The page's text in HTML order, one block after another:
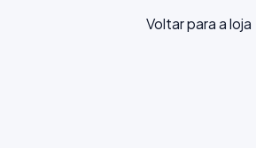
Voltar para a loja